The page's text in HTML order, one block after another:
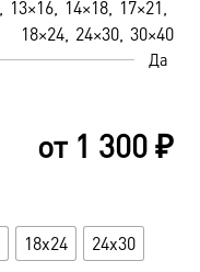
13×16 14×18 17×21
18×24 24×30 30×40
Да
от 1 300₽
18x24
24x30